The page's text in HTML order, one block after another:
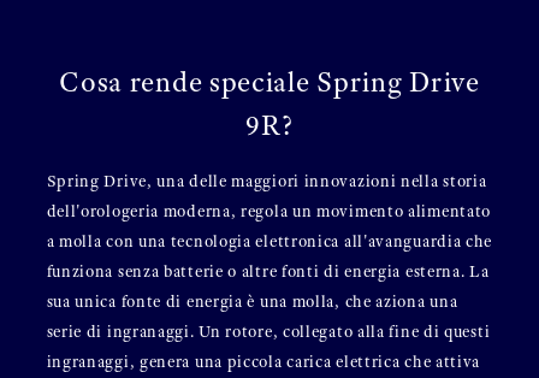
Cosa rende speciale Spring Drive
9R?
Spring Drive, una delle maggiori innovazioni nella storia
dell'orologeria moderna, regola un movimento alimentato
a molla con una tecnologia elettronica all'avanguardia che
funziona senza batterie o altre fonti di energia esterna. La
sua unica fonte di energia è una molla, che aziona una
serie di ingranaggi. Un rotore, collegato alla fine di questi
ingranaggi, genera una piccola carica elettrica che attiva